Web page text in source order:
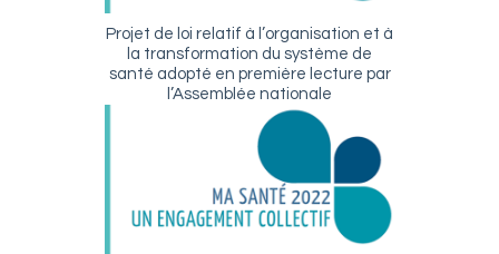
Projet de loi relatif à l’organisation et à
la transformation du système de
santé adopté en première lecture par
l’Assemblée nationale